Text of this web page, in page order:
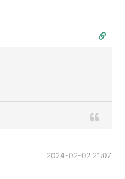
2024-02-02 21:07